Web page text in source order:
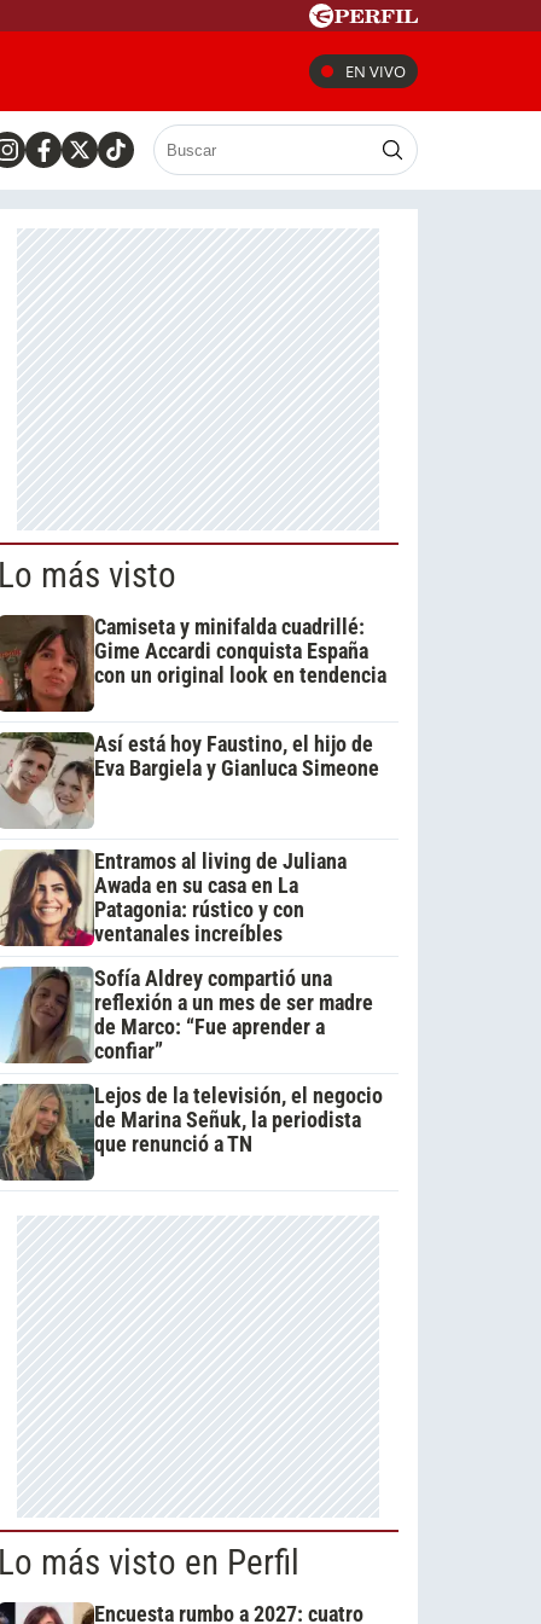
EN VIVO
más visto
Camiseta y minifalda cuadrillé:
Gime Accardi conquista España
con un original look en tendencia
Así está hoy Faustino, el hijo de
Eva Bargiela y Gianluca Simeone
Entramos al living de Juliana
Awada en su casa en La
Patagonia: rústico y con
ventanales increíbles
Sofía Aldrey compartió una
reflexión a un mes de ser madre
de Marco: “Fue aprender a
confiar”
Lejos de la televisión, el negocio
de Marina Señuk, la periodista
que renunció a TN
más visto en Perfil
Encuesta rumbo a 2027: cuatro